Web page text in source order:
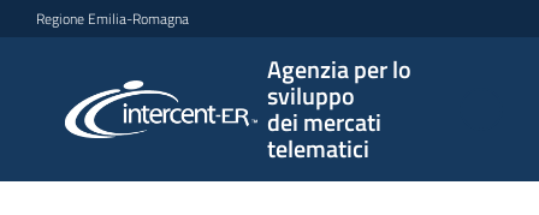
Vai al contenuto
Vai alla navigazione
Vai al footer
Regione Emilia-Romagna
Agenzia per lo
sviluppo
dei mercati
telematici
per lo
sviluppo